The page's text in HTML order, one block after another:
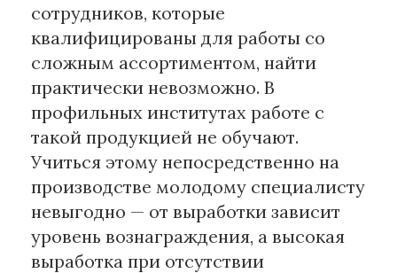
сотрудников, которые
квалифицированы для работы со
сложным ассортиментом, найти
практически невозможно. В
профильных институтах работе с
такой продукцией не обучают.
Учиться этому непосредственно на
производстве молодому специалисту
невыгодно — от выработки зависит
уровень вознаграждения, а высокая
выработка при отсутствии